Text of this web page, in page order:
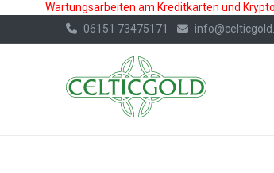
Wartungsarbeiten am Kreditkarten und
06151 73475171